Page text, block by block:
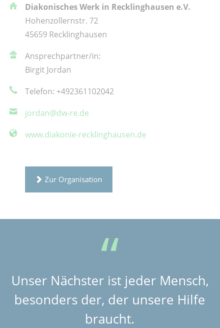
Diakonisches Werk in Recklinghausen e.V.
Hohenzollernstr. 72
45659 Recklinghausen
Ansprechpartner/in:
Birgit Jordan
Telefon: +492361102042
jordan@dw-re.de
www.diakonie-recklinghausen.de
Zur Organisation
Unser Nächster ist jeder Mensch,
besonders der, der unsere Hilfe
braucht.